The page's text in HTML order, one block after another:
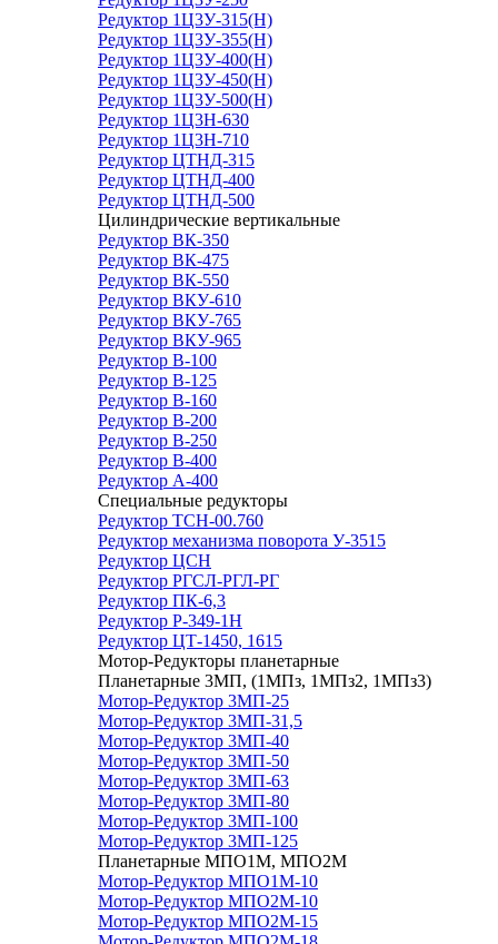
Редуктор 1Ц3У-315(Н)
Редуктор 1Ц3У-355(Н)
Редуктор 1Ц3У-400(Н)
Редуктор 1Ц3У-450(Н)
Редуктор 1Ц3У-500(Н)
Редуктор 1Ц3Н-630
Редуктор 1Ц3Н-710
Редуктор ЦТНД-315
Редуктор ЦТНД-400
Редуктор ЦТНД-500
Цилиндрические вертикальные
Редуктор ВК-350
Редуктор ВК-475
Редуктор ВК-550
Редуктор ВКУ-610
Редуктор ВКУ-765
Редуктор ВКУ-965
Редуктор В-100
Редуктор В-125
Редуктор В-160
Редуктор В-200
Редуктор В-250
Редуктор В-400
Редуктор А-400
Специальные редукторы
Редуктор ТСН-00.760
Редуктор механизма поворота У-3515
Редуктор ЦСН
Редуктор РГСЛ-РГЛ-РГ
Редуктор ПК-6,3
Редуктор Р-349-1Н
Редуктор ЦТ-1450, 1615
Мотор-Редукторы планетарные
Планетарные 3МП, (1МПз, 1МПз2, 1МПз3)
Мотор-Редуктор 3МП-25
Мотор-Редуктор 3МП-31,5
Мотор-Редуктор 3МП-40
Мотор-Редуктор 3МП-50
Мотор-Редуктор 3МП-63
Мотор-Редуктор 3МП-80
Мотор-Редуктор 3МП-100
Мотор-Редуктор 3МП-125
Планетарные МПО1М, МПО2М
Мотор-Редуктор МПО1М-10
Мотор-Редуктор МПО2М-10
Мотор-Редуктор МПО2М-15